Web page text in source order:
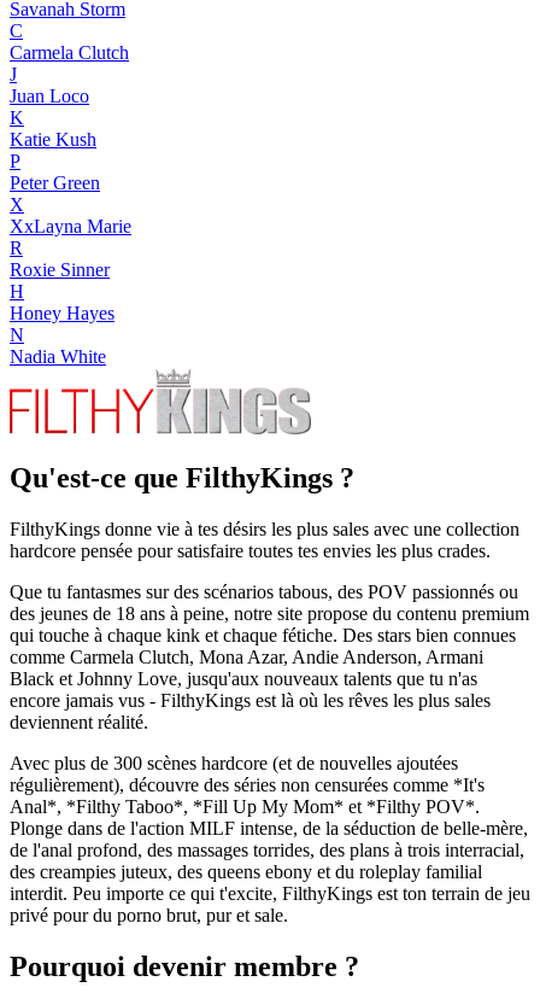
Savanah Storm
C
Carmela Clutch
J
Juan Loco
K
Katie Kush
P
Peter Green
X
XxLayna Marie
R
Roxie Sinner
H
Honey Hayes
N
Nadia White
Qu'est-ce que FilthyKings ?
FilthyKings donne vie à tes désirs les plus sales avec une collection
hardcore pensée pour satisfaire toutes tes envies les plus crades.
Que tu fantasmes sur des scénarios tabous, des POV passionnés ou
des jeunes de 18 ans à peine, notre site propose du contenu premium
qui touche à chaque kink et chaque fétiche. Des stars bien connues
comme Carmela Clutch, Mona Azar, Andie Anderson, Armani
Black et Johnny Love, jusqu'aux nouveaux talents que tu n'as
encore jamais vus - FilthyKings est là où les rêves les plus sales
deviennent réalité.
Avec plus de 300 scènes hardcore (et de nouvelles ajoutées
régulièrement), découvre des séries non censurées comme *It's
Anal*, *Filthy Taboo*, *Fill Up My Mom* et *Filthy POV*.
Plonge dans de l'action MILF intense, de la séduction de belle-mère,
de l'anal profond, des massages torrides, des plans à trois interracial,
des creampies juteux, des queens ebony et du roleplay familial
interdit. Peu importe ce qui t'excite, FilthyKings est ton terrain de jeu
privé pour du porno brut, pur et sale.
Pourquoi devenir membre ?